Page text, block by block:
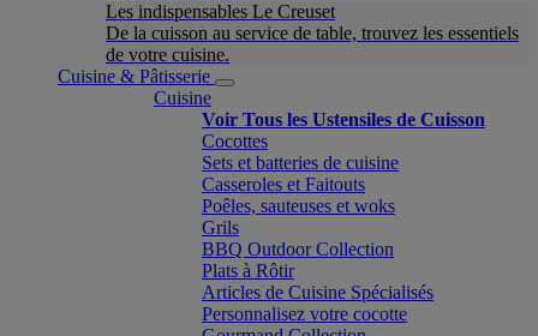
Les indispensables Le Creuset
De la cuisson au service de table, trouvez les essentiels
de votre cuisine.
Cuisine & Pâtisserie
Cuisine
Voir Tous les Ustensiles de Cuisson
Cocottes
Sets et batteries de cuisine
Casseroles et Faitouts
Poêles, sauteuses et woks
Grils
BBQ Outdoor Collection
Plats à Rôtir
Articles de Cuisine Spécialisés
Personnalisez votre cocotte